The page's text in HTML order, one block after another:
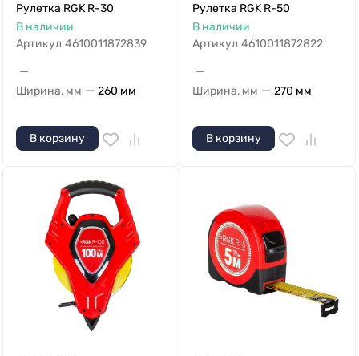
Рулетка RGK R-30
В наличии
Артикул 4610011872839
—
Ширина, мм — 260 мм
В корзину
Рулетка RGK R-50
В наличии
Артикул 4610011872822
—
Ширина, мм — 270 мм
В корзину